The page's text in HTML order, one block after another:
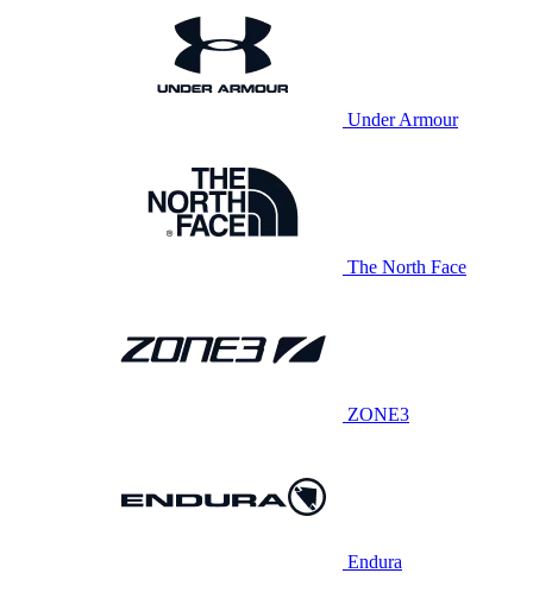
Under Armour
The North Face
ZONE3
Endura